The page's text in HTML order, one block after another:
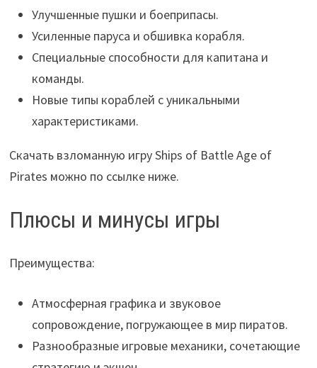
Улучшенные пушки и боеприпасы.
Усиленные паруса и обшивка корабля.
Специальные способности для капитана и
команды.
Новые типы кораблей с уникальными
характеристиками.
Скачать взломанную игру Ships of Battle Age of
Pirates можно по ссылке ниже.
Плюсы и минусы игры
Преимущества:
Атмосферная графика и звуковое
сопровождение, погружающее в мир пиратов.
Разнообразные игровые механики, сочетающие